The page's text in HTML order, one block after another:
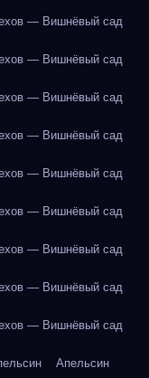
— Вишнёвый сад
— Вишнёвый сад
— Вишнёвый сад
— Вишнёвый сад
— Вишнёвый сад
— Вишнёвый сад
— Вишнёвый сад
— Вишнёвый сад
— Вишнёвый сад
Апельсин